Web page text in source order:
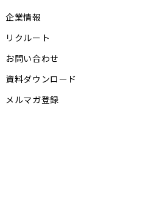
企業情報
リクルート
お問い合わせ
資料ダウンロード
メルマガ登録